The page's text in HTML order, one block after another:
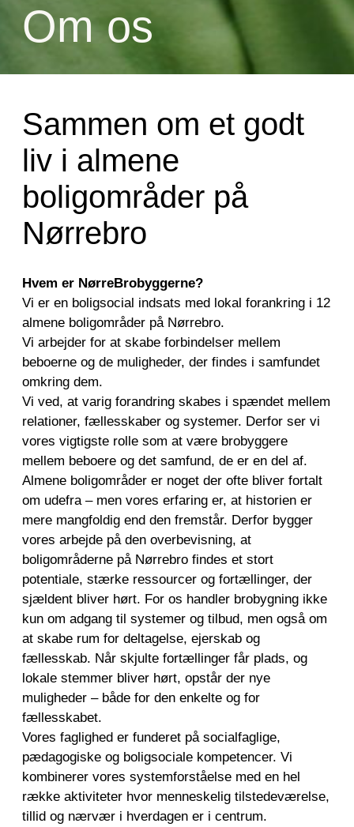
Om os
Sammen om et godt
liv i almene
boligområder på
Nørrebro
Hvem er NørreBrobyggerne?
Vi er en boligsocial indsats med lokal forankring i 12
almene boligområder på Nørrebro.
Vi arbejder for at skabe forbindelser mellem
beboerne og de muligheder, der findes i samfundet
omkring dem.
Vi ved, at varig forandring skabes i spændet mellem
relationer, fællesskaber og systemer. Derfor ser vi
vores vigtigste rolle som at være brobyggere
mellem beboere og det samfund, de er en del af.
Almene boligområder er noget der ofte bliver fortalt
om udefra – men vores erfaring er, at historien er
mere mangfoldig end den fremstår. Derfor bygger
vores arbejde på den overbevisning, at
boligområderne på Nørrebro findes et stort
potentiale, stærke ressourcer og fortællinger, der
sjældent bliver hørt. For os handler brobygning ikke
kun om adgang til systemer og tilbud, men også om
at skabe rum for deltagelse, ejerskab og
fællesskab. Når skjulte fortællinger får plads, og
lokale stemmer bliver hørt, opstår der nye
muligheder – både for den enkelte og for
fællesskabet.
Vores faglighed er funderet på socialfaglige,
pædagogiske og boligsociale kompetencer. Vi
kombinerer vores systemforståelse med en hel
række aktiviteter hvor menneskelig tilstedeværelse,
tillid og nærvær i hverdagen er i centrum.